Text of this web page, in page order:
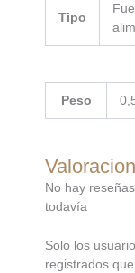
Tipo
Peso
No hay reseñas
todavía
Solo los
registrados